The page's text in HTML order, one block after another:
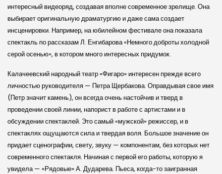
интересный видеоряд, создавая вполне современное зрелище. Она
выбирает оригинальную драматургию и даже сама создает
инсценировки. Например, на юбилейном фестивале она показала
спектакль по рассказам Л. Енгибарова «Немного доброты холодной
серой осенью», в котором много интересных придумок.
Калачеев­ский народный театр «Фигаро» интересен прежде всего
личностью руководителя — Петра Щербакова. Оправдывая свое имя
(Петр значит камень), он всегда очень настойчив и тверд в
проведении своей линии, напорист в работе с артистами и в
обсуждении спектаклей. Это самый «муж­ской» режиссер, и в
спектаклях ощущаются сила и твердая воля. Большое значение он
придает сценографии, свету, звуку — компонентам, без которых нет
современного спектакля. Начиная с первой его работы, которую я
увидела — «Рядовые» А. Дударева. Пьеса, когда-то заигранная